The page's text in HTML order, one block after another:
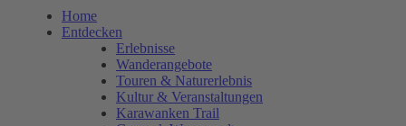
Home
Entdecken
Erlebnisse
Wanderangebote
Touren & Naturerlebnis
Kultur & Veranstaltungen
Karawanken Trail